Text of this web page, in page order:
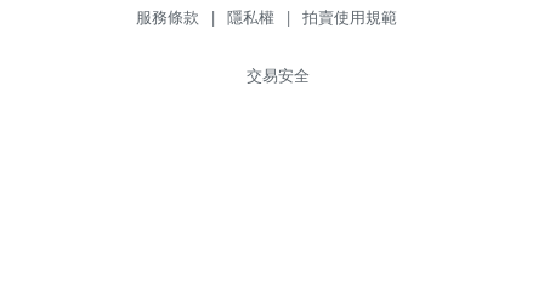
服務條款 | 隱私權 | 拍賣使用規範
交易安全